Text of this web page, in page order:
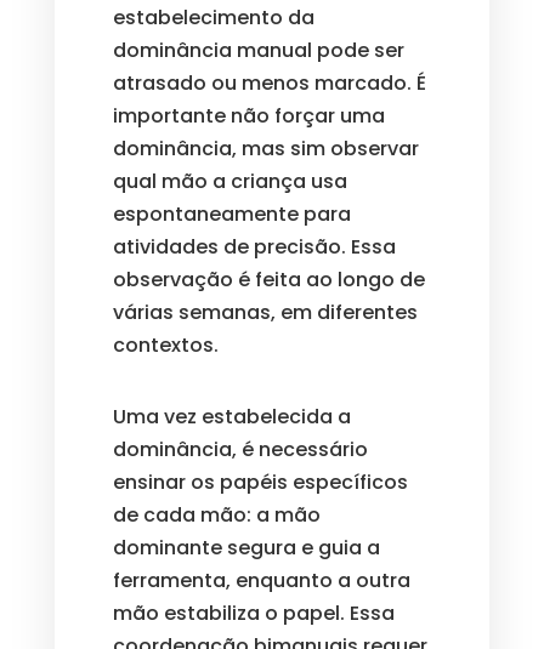
estabelecimento da
dominância manual pode ser
atrasado ou menos marcado. É
importante não forçar uma
dominância, mas sim observar
qual mão a criança usa
espontaneamente para
atividades de precisão. Essa
observação é feita ao longo de
várias semanas, em diferentes
contextos.
Uma vez estabelecida a
dominância, é necessário
ensinar os papéis específicos
de cada mão: a mão
dominante segura e guia a
ferramenta, enquanto a outra
mão estabiliza o papel. Essa